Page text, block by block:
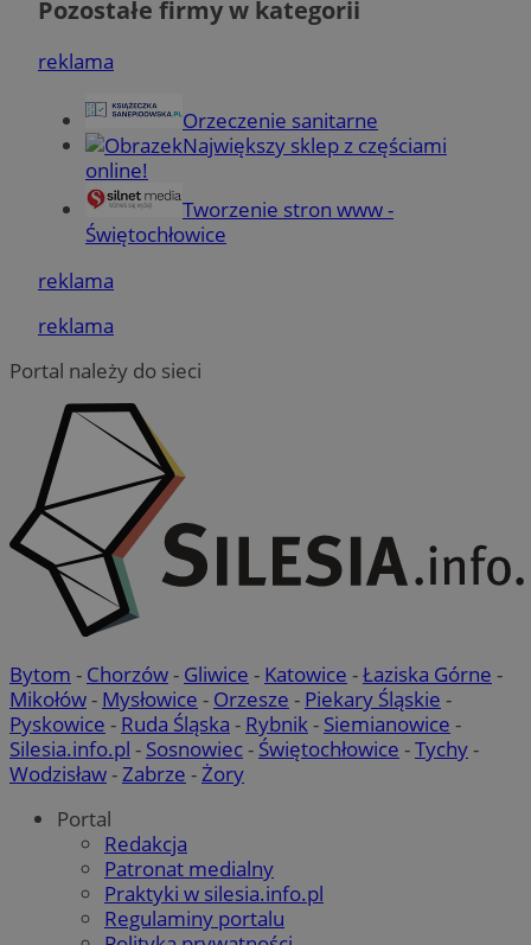
Pozostałe firmy w kategorii
reklama
Orzeczenie sanitarne
Największy sklep z częściami
online!
Tworzenie stron www -
Świętochłowice
reklama
reklama
Portal należy do sieci
Bytom - Chorzów- Gliwice - Katowice -Łaziska Górne -
Mikołów- Mysłowice - Orzesze - Piekary Śląskie -
Pyskowice - Ruda Śląska - Rybnik- Siemianowice -
Silesia.info.pl - Sosnowiec- Świętochłowice -Tychy-
Wodzisław-Zabrze -Żory
Portal
Redakcja
Patronat medialny
Praktyki w silesia.info.pl
Regulaminy portalu
swiony.pl
Nazwa
Provider/